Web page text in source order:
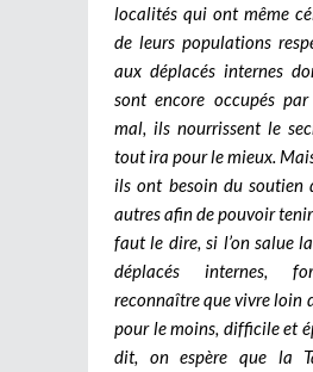
localités qui ont même
de leurs populations
aux déplacés internes
sont encore occupés
mal, ils nourrissent le
tout ira pour le mieux.
ils ont besoin du soutien
autres afin de pouvoir
faut le dire, si l’on salue
déplacés internes,
reconnaître que vivre loin
pour le moins, difficile et
dit, on espère que la